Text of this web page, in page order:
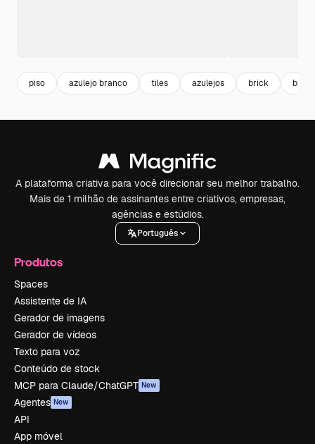
piso azulejo branco tiles azulejos brick brick
A plataforma criativa para você direcionar seu melhor trabalho.
Mais de 1 milhão de assinantes entre criativos, empresas,
agências e estúdios.
Português
Produtos
Spaces
Assistente de IA
Gerador de imagens
Gerador de vídeos
Texto para voz
Conteúdo de stock
MCP para Claude/ChatGPT New
Agentes New
API
App móvel